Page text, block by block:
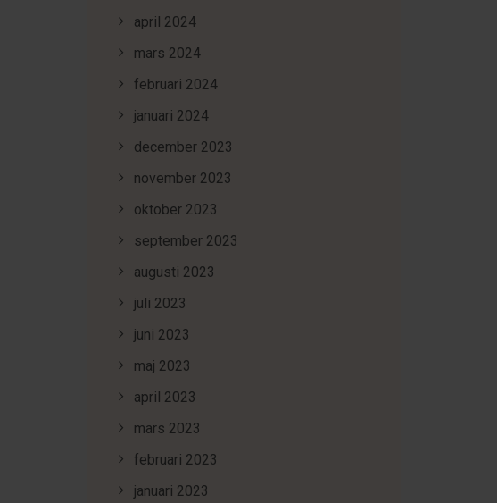
april 2024
mars 2024
februari 2024
januari 2024
december 2023
november 2023
oktober 2023
september 2023
augusti 2023
juli 2023
juni 2023
maj 2023
april 2023
mars 2023
februari 2023
januari 2023